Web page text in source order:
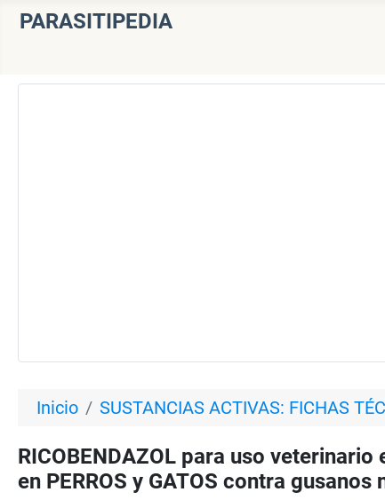
PARASITIPEDIA
Inicio SUSTANCIAS ACTIVAS: FICHAS
RICOBENDAZOL para uso
en PERROS y GATOS contra